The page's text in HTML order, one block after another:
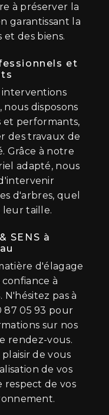
à préserver la
garantissant la
et des biens.
et
interventions
disposons
et performants,
des travaux de
Grâce à notre
adapté, nous
d'arbres, quel
taille.
SENS à
d'élagage
à
N'hésitez pas à
87 05 93 pour
sur nos
rendez-vous.
de vous
de vos
respect de vos